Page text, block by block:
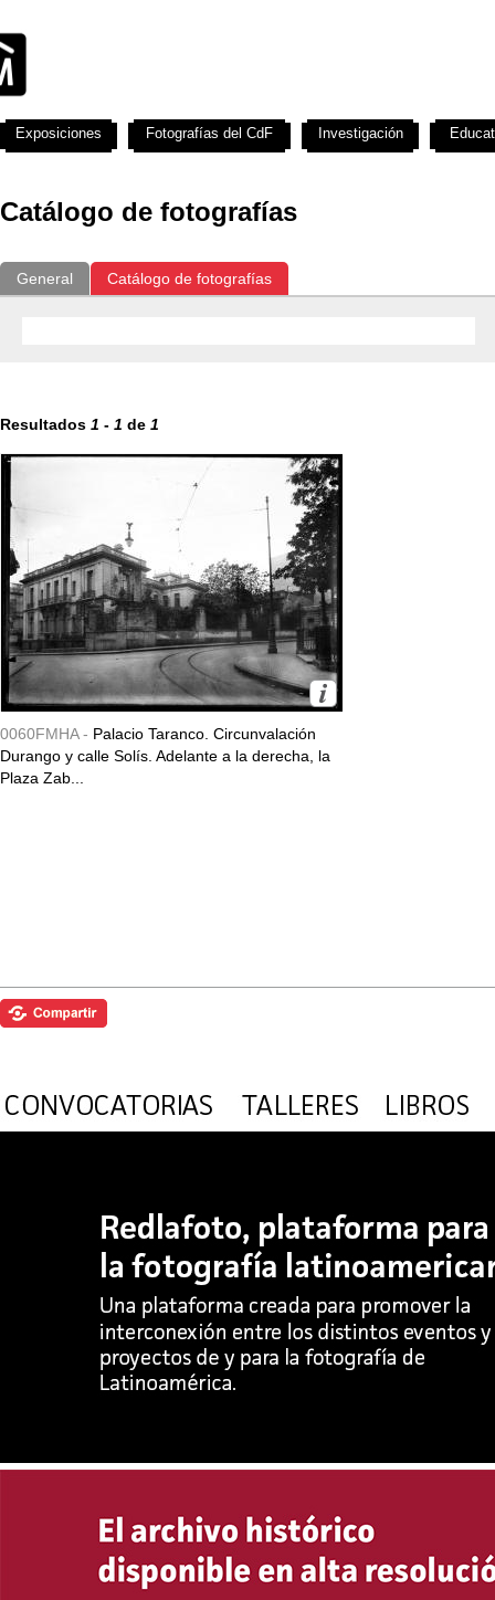
Catálogo de fotografías
General Catálogo de fotografías
Resultados 1 - 1 de 1
0060FMHA - Palacio Taranco. Circunvalación
Durango y calle Solís. Adelante a la derecha, la
Plaza Zab...
Exposiciones Fotografías del CdF Investigación